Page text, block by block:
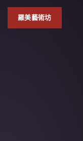
羅美藝術坊